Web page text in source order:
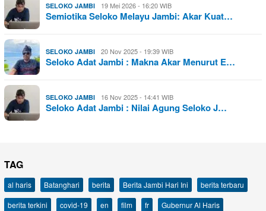
SELOKO JAMBI 19 Mei 2026 - 16:20 WIB
Semiotika Seloko Melayu Jambi: Akar Kuat…
SELOKO JAMBI 20 Nov 2025 - 19:39 WIB
Seloko Adat Jambi : Makna Akar Menurut E…
SELOKO JAMBI 16 Nov 2025 - 14:41 WIB
Seloko Adat Jambi : Nilai Agung Seloko J…
TAG
al haris Batanghari berita Berita Jambi Hari Ini
berita terbaru
berita terkini
covid-19 en film fr
Gubernur Al Haris